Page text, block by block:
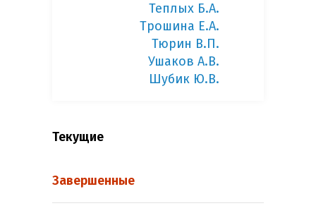
Теплых Б.А.
Трошина Е.А.
Тюрин В.П.
Ушаков А.В.
Шубик Ю.В.
Текущие
Завершенные